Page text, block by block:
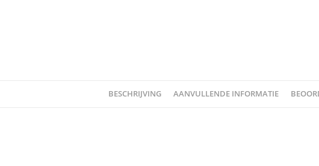
BESCHRIJVING AANVULLENDE INFORMATIE